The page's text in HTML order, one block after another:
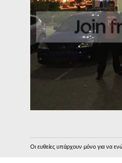
Οι ευθείες υπάρχουν μόνο για να